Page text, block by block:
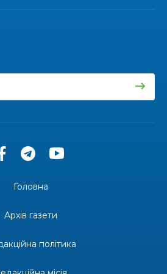
Рівному: свято краси, мистецтва
постатей Бахмута –
Головна
Архів газети
політика